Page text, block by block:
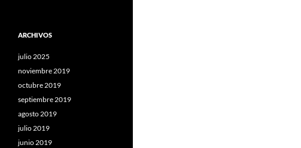
ARCHIVOS
julio 2025
noviembre 2019
octubre 2019
septiembre 2019
agosto 2019
julio 2019
junio 2019